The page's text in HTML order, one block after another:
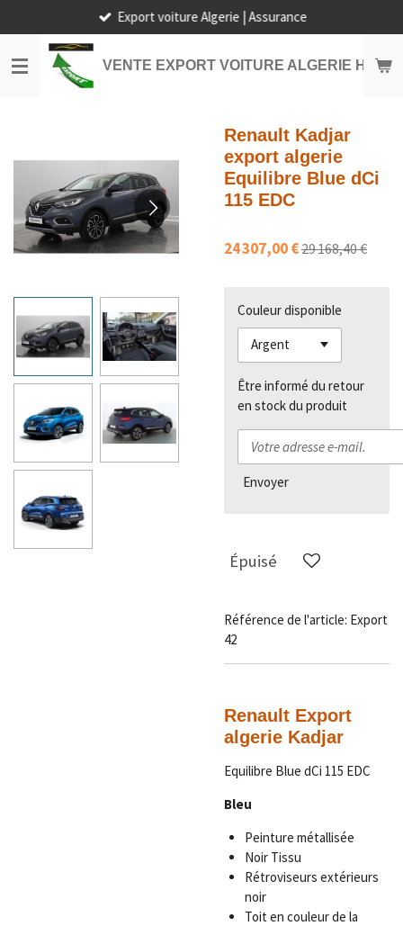
au
contenu
principal
VENTE EXPORT VOITURE ALGERIE HORS
Export voiture Algerie | Assurance
Renault Kadjar
export algerie
Equilibre Blue dCi
115 EDC
24 307,00 €29 168,40 €
Couleur disponible
Être informé du retour
en stock du produit
Envoyer
Épuisé
Référence de l'article: Export
42
Renault Export
algerie Kadjar
Equilibre Blue dCi 115 EDC
Bleu
Peinture métallisée
Noir Tissu
Rétroviseurs extérieurs
noir
Toit en couleur de la